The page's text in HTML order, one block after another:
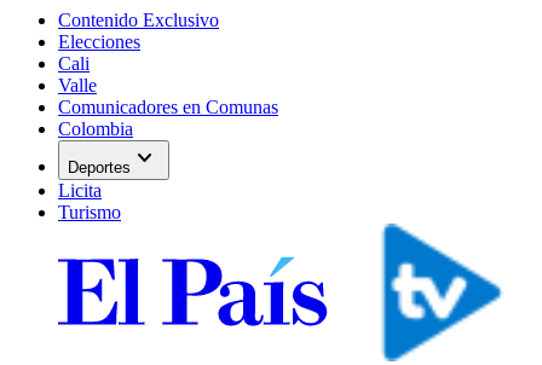
Contenido Exclusivo
Elecciones
Cali
Valle
Comunicadores en Comunas
Colombia
Deportes expand_more
Licita
Turismo